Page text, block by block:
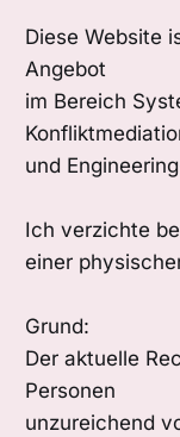
Diese Website
Angebot
im Bereich
und
Ich verzichte
einer
Grund:
Der aktuelle
Personen
unzureichend